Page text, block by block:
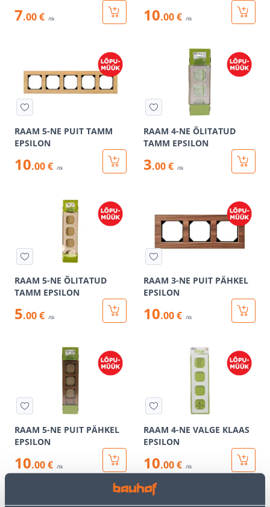
7.00 € /tk 10.00 € /tk
RAAM 5-NE PUIT TAMM
EPSILON
10.00 € /tk
RAAM 4-NE ÕLITATUD
TAMM EPSILON
3.00 € /tk
RAAM 5-NE ÕLITATUD
TAMM EPSILON
5.00 € /tk
RAAM 3-NE PUIT PÄHKEL
EPSILON
10.00 € /tk
RAAM 5-NE PUIT PÄHKEL
EPSILON
10.00 € /tk
RAAM 4-NE VALGE KLAAS
EPSILON
10.00 € /tk